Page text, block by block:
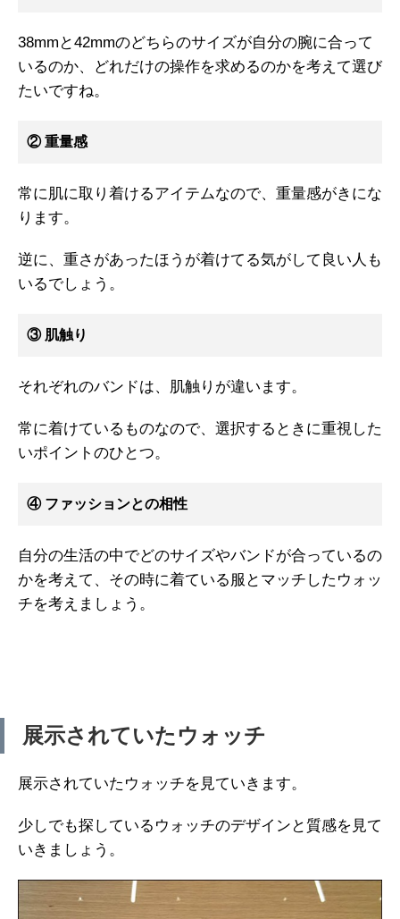
38mmと42mmのどちらのサイズが自分の腕に合って
いるのか、どれだけの操作を求めるのかを考えて選び
たいですね。
② 重量感
常に肌に取り着けるアイテムなので、重量感がきにな
ります。
逆に、重さがあったほうが着けてる気がして良い人も
いるでしょう。
③ 肌触り
それぞれのバンドは、肌触りが違います。
常に着けているものなので、選択するときに重視した
いポイントのひとつ。
④ ファッションとの相性
自分の生活の中でどのサイズやバンドが合っているの
かを考えて、その時に着ている服とマッチしたウォッ
チを考えましょう。
展示されていたウォッチ
展示されていたウォッチを見ていきます。
少しでも探しているウォッチのデザインと質感を見て
いきましょう。